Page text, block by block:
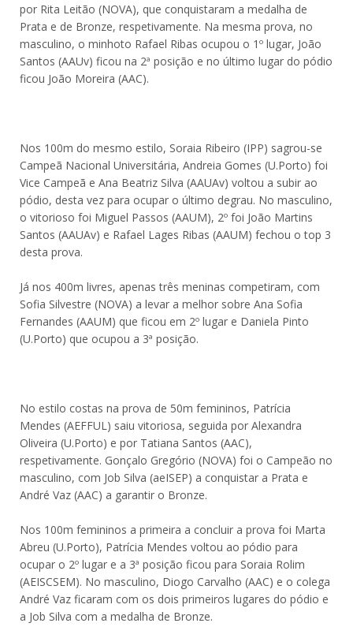
por Rita Leitão (NOVA), que conquistaram a medalha de
Prata e de Bronze, respetivamente. Na mesma prova, no
masculino, o minhoto Rafael Ribas ocupou o 1º lugar, João
Santos (AAUv) ficou na 2ª posição e no último lugar do pódio
ficou João Moreira (AAC).
Nos 100m do mesmo estilo, Soraia Ribeiro (IPP) sagrou-se
Campeã Nacional Universitária, Andreia Gomes (U.Porto) foi
Vice Campeã e Ana Beatriz Silva (AAUAv) voltou a subir ao
pódio, desta vez para ocupar o último degrau. No masculino,
o vitorioso foi Miguel Passos (AAUM), 2º foi João Martins
Santos (AAUAv) e Rafael Lages Ribas (AAUM) fechou o top 3
desta prova.
Já nos 400m livres, apenas três meninas competiram, com
Sofia Silvestre (NOVA) a levar a melhor sobre Ana Sofia
Fernandes (AAUM) que ficou em 2º lugar e Daniela Pinto
(U.Porto) que ocupou a 3ª posição.
No estilo costas na prova de 50m femininos, Patrícia
Mendes (AEFFUL) saiu vitoriosa, seguida por Alexandra
Oliveira (U.Porto) e por Tatiana Santos (AAC),
respetivamente. Gonçalo Gregório (NOVA) foi o Campeão no
masculino, com Job Silva (aeISEP) a conquistar a Prata e
André Vaz (AAC) a garantir o Bronze.
Nos 100m femininos a primeira a concluir a prova foi Marta
Abreu (U.Porto), Patrícia Mendes voltou ao pódio para
ocupar o 2º lugar e a 3ª posição ficou para Soraia Rolim
(AEISCSEM). No masculino, Diogo Carvalho (AAC) e o colega
André Vaz ficaram com os dois primeiros lugares do pódio e
a Job Silva com a medalha de Bronze.